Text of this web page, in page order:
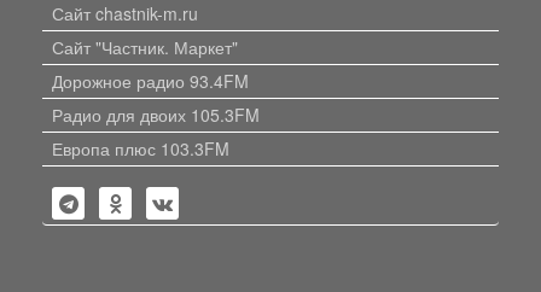
Сайт chastnik-m.ru
Сайт "Частник. Маркет"
Дорожное радио 93.4FM
Радио для двоих 105.3FM
Европа плюс 103.3FM